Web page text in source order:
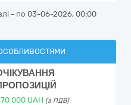
- по 03-06-2026, 00:00
ОСОБЛИВОСТЯМИ
000 UAH (з ПДВ)